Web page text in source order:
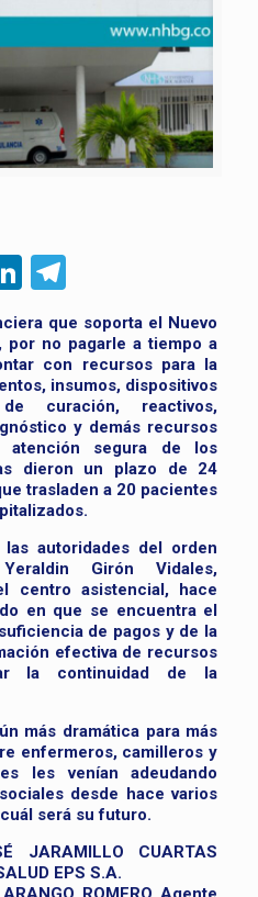
LinkedIn
Telegram
que soporta el Nuevo
por no pagarle a tiempo a
con recursos para la
insumos, dispositivos
curación, reactivos,
y demás recursos
atención segura de los
dieron un plazo de 24
trasladen a 20 pacientes
autoridades del orden
Girón Vidales,
centro asistencial, hace
en que se encuentra el
de pagos y de la
efectiva de recursos
la continuidad de la
más dramática para más
enfermeros, camilleros y
les venían adeudando
desde hace varios
será su futuro.
JARAMILLO CUARTAS
EPS S.A.